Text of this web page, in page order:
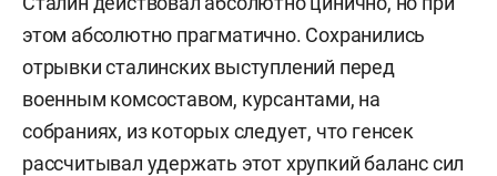
этом абсолютно прагматично. Сохранились
отрывки сталинских выступлений перед
военным комсоставом, курсантами, на
собраниях, из которых следует, что генсек
рассчитывал удержать этот хрупкий баланс сил